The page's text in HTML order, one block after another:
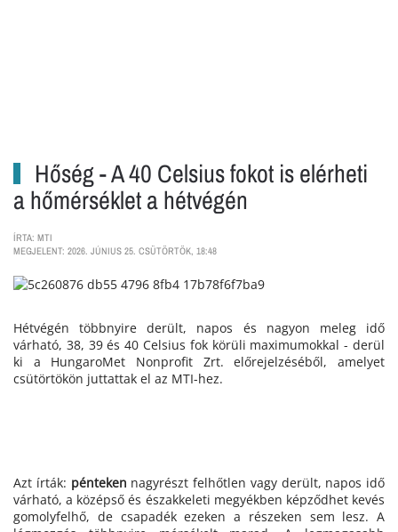
Hőség - A 40 Celsius fokot is elérheti
a hőmérséklet a hétvégén
ÍRTA: MTI
MEGJELENT: 2026. JÚNIUS 25. CSÜTÖRTÖK, 18:48
Hétvégén többnyire derült, napos és nagyon meleg idő
várható, 38, 39 és 40 Celsius fok körüli maximumokkal - derül
ki a HungaroMet Nonprofit Zrt. előrejelzéséből, amelyet
csütörtökön juttattak el az MTI-hez.
Azt írták: pénteken nagyrészt felhőtlen vagy derült, napos idő
várható, a középső és északkeleti megyékben képződhet kevés
gomolyfelhő, de csapadék ezeken a részeken sem lesz. A